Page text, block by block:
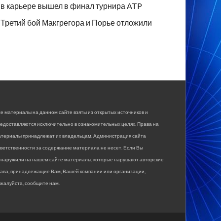
в карьере вышел в финал турнира ATP
Третий бой Макгрегора и Порье отложили
материалы на данном сайте взяты из открытых источников и
исключительно в ознакомительных целях. Права на
принадлежат их владельцам. Администрация сайта
за содержание материала не несет. Если Вы
на нашем сайте материалы, которые нарушают авторские
принадлежащие Вам, Вашей компании или организации,
сообщите нам.